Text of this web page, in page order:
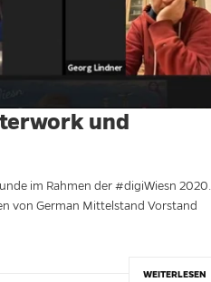
und
im Rahmen der #digiWiesn 2020.
von German Mittelstand Vorstand
WEITERLESEN